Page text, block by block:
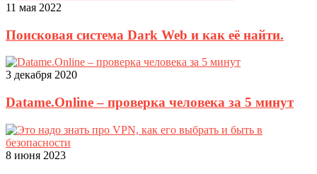
11 мая 2022
Поисковая система Dark Web и как её найти.
3 декабря 2020
Datame.Online – проверка человека за 5 минут
8 июня 2023